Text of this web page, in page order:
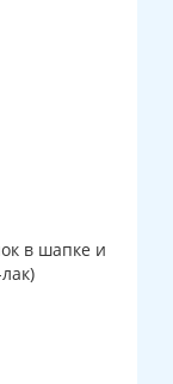
в шапке и